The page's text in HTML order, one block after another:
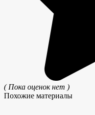
( Пока оценок нет )
Похожие материалы